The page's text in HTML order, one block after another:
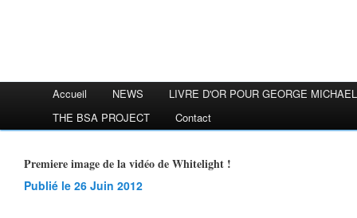
Accueil NEWS
LIVRE D'OR POUR GEORGE MICHAEL
THE BSA PROJECT
Contact
Premiere image de la vidéo de Whitelight !
Publié le 26 Juin 2012